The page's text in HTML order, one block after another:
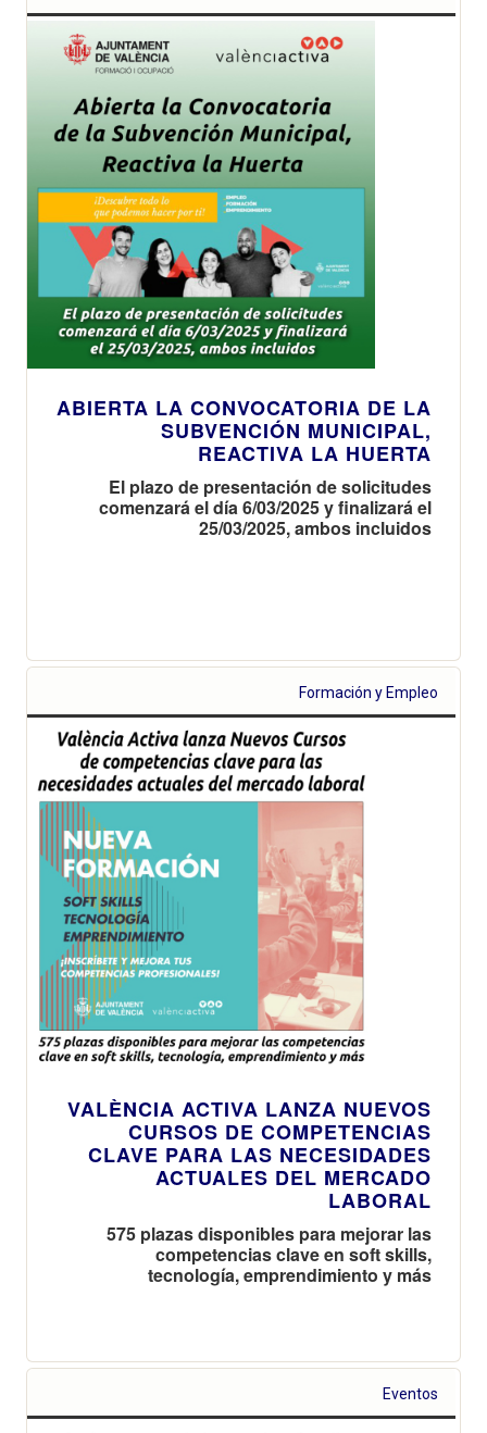
ABIERTA LA CONVOCATORIA DE LA
SUBVENCIÓN MUNICIPAL,
REACTIVA LA HUERTA
El plazo de presentación de solicitudes
comenzará el día 6/03/2025 y finalizará el
25/03/2025, ambos incluidos
Formación y Empleo
VALÈNCIA ACTIVA LANZA NUEVOS
CURSOS DE COMPETENCIAS
CLAVE PARA LAS NECESIDADES
ACTUALES DEL MERCADO
LABORAL
575 plazas disponibles para mejorar las
competencias clave en soft skills,
tecnología, emprendimiento y más
Eventos